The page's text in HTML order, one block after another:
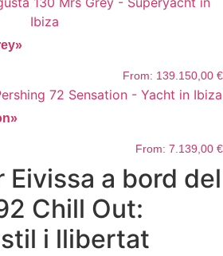
From: 139.150,00 €
From: 7.139,00 €
Eivissa a bord del
Chill Out:
i llibertat